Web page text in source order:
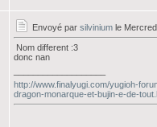
Envoyé par silvinium le
Nom different :3
donc nan
http://www.finalyugi.com/yugioh-
dragon-monarque-et-bujin-e-de-